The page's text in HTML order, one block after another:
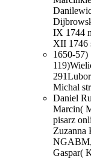
IX 1744
XII 1746
1650-
Michal
Daniel
Marcin(
pisarz
Zuzanna
NGABM,
Gaspar(